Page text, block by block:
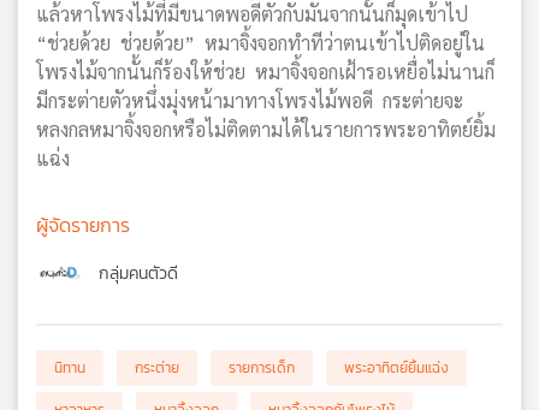
แล้วหาโพรงไม้ที่มีขนาดพอดีตัวกับมันจากนั้นก็มุดเข้าไป
“ช่วยด้วย ช่วยด้วย” หมาจิ้งจอกทำทีว่าตนเข้าไปติดอยู่ใน
โพรงไม้จากนั้นก็ร้องให้ช่วย หมาจิ้งจอกเฝ้ารอเหยื่อไม่นานก็
มีกระต่ายตัวหนึ่งมุ่งหน้ามาทางโพรงไม้พอดี กระต่ายจะ
หลงกลหมาจิ้งจอกหรือไม่ติดตามได้ในรายการพระอาทิตย์ยิ้ม
แฉ่ง
ผู้จัดรายการ
กลุ่มคนตัวดี
นิทาน กระต่าย รายการเด็ก
พระอาทิตย์ยิ้มแฉ่ง